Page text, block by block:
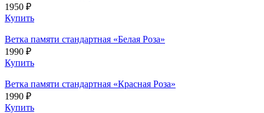
1950 ₽
Купить
Ветка памяти стандартная «Белая Роза»
1990 ₽
Купить
Ветка памяти стандартная «Красная Роза»
1990 ₽
Купить